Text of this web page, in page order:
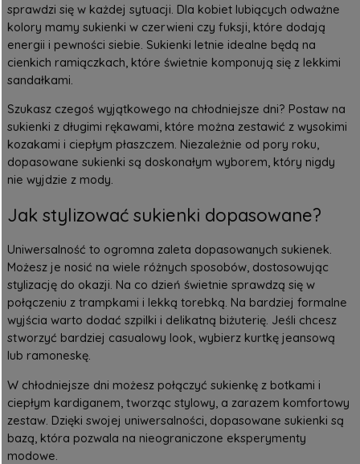
sprawdzi się w każdej sytuacji. Dla kobiet lubiących odważne
kolory mamy sukienki w czerwieni czy fuksji, które dodają
energii i pewności siebie. Sukienki letnie idealne będą na
cienkich ramiączkach, które świetnie komponują się z lekkimi
sandałkami.
Szukasz czegoś wyjątkowego na chłodniejsze dni? Postaw na
sukienki z długimi rękawami, które można zestawić z wysokimi
kozakami i ciepłym płaszczem. Niezależnie od pory roku,
dopasowane sukienki są doskonałym wyborem, który nigdy
nie wyjdzie z mody.
Jak stylizować sukienki dopasowane?
Uniwersalność to ogromna zaleta dopasowanych sukienek.
Możesz je nosić na wiele różnych sposobów, dostosowując
stylizację do okazji. Na co dzień świetnie sprawdzą się w
połączeniu z trampkami i lekką torebką. Na bardziej formalne
wyjścia warto dodać szpilki i delikatną biżuterię. Jeśli chcesz
stworzyć bardziej casualowy look, wybierz kurtkę jeansową
lub ramoneskę.
W chłodniejsze dni możesz połączyć sukienkę z botkami i
ciepłym kardiganem, tworząc stylowy, a zarazem komfortowy
zestaw. Dzięki swojej uniwersalności, dopasowane sukienki są
bazą, która pozwala na nieograniczone eksperymenty
modowe.